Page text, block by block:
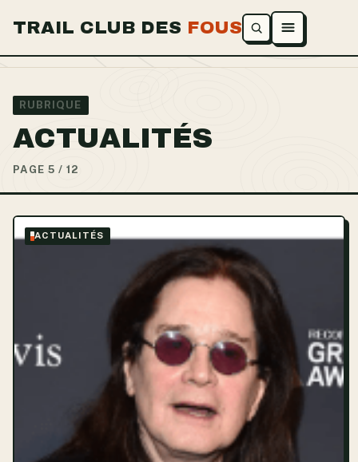
TRAIL CLUB DES FOUS Ouvrir le menu
RUBRIQUE
ACTUALITÉS
PAGE 5 / 12
ACTUALITÉS